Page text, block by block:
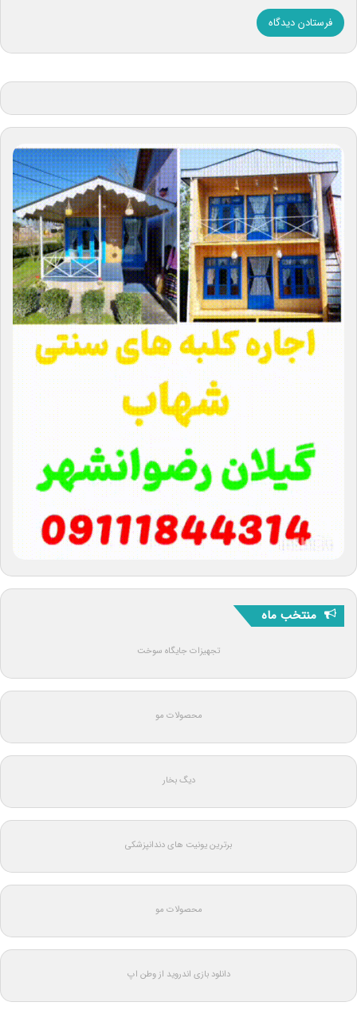
منتخب ماه
تجهیزات جایگاه سوخت
محصولات مو
دیگ بخار
برترین یونیت های دندانپزشکی
محصولات مو
دانلود بازی اندروید از وطن اپ